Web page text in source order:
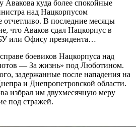
Авакова куда более спокойные
над Нацкорпусом
отчетливо. В последние месяцы
что Аваков сдал Нацкорпус в
или Офису президента…
боевиков Нацкорпуса над
— За жизнь» под Люботином.
задержанные после нападения на
и Днепропетровской области.
избрал им двухмесячную меру
под стражей.